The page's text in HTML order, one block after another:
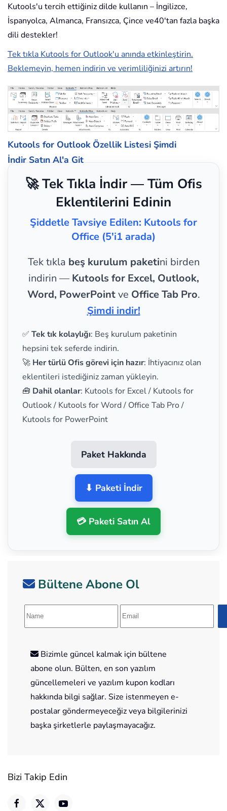
Kutools'u tercih ettiğiniz dilde kullanın – İngilizce,
İspanyolca, Almanca, Fransızca, Çince ve40'tan fazla başka
dili destekler!
Tek tıkla Kutools for Outlook'u anında etkinleştirin.
Beklemeyin, hemen indirin ve verimliliğinizi artırın!
Kutools for Outlook Özellik Listesi Şimdi
İndir Satın Al'a Git
🚀 Tek Tıkla İndir — Tüm Ofis
Eklentilerini Edinin
Şiddetle Tavsiye Edilen: Kutools for
Office (5'i1 arada)
Tek tıkla beş kurulum paketini birden
indirin — Kutools for Excel, Outlook,
Word, PowerPointve Office Tab Pro.
Şimdi indir!
✅ Tek tık kolaylığı: Beş kurulum paketinin
hepsini tek seferde indirin.
🚀 Her türlü Ofis görevi için hazır: İhtiyacınız olan
eklentileri istediğiniz zaman yükleyin.
🧰 Dahil olanlar: Kutools for Excel / Kutools for
Outlook / Kutools for Word / Office Tab Pro /
Kutools for PowerPoint
Paket Hakkında
⬇ Paketi İndir
💳 Paketi Satın Al
Bültene Abone Ol
Bizimle güncel kalmak için bültene
abone olun. Bülten, en son yazılım
güncellemeleri ve yazılım kupon kodları
hakkında bilgi sağlar. Size istenmeyen e-
postalar göndermeyeceğiz veya bilgilerinizi
başka şirketlerle paylaşmayacağız.
Bizi Takip Edin